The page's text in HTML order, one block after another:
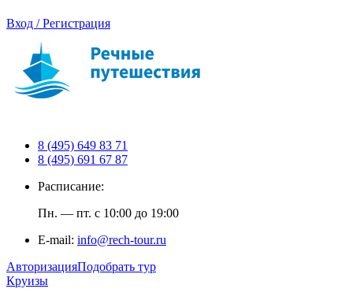
Вход / Регистрация
8 (495) 649 83 71
8 (495) 691 67 87
Расписание:
Пн. — пт. с 10:00 до 19:00
E-mail: info@rech-tour.ru
АвторизацияПодобрать тур
Круизы